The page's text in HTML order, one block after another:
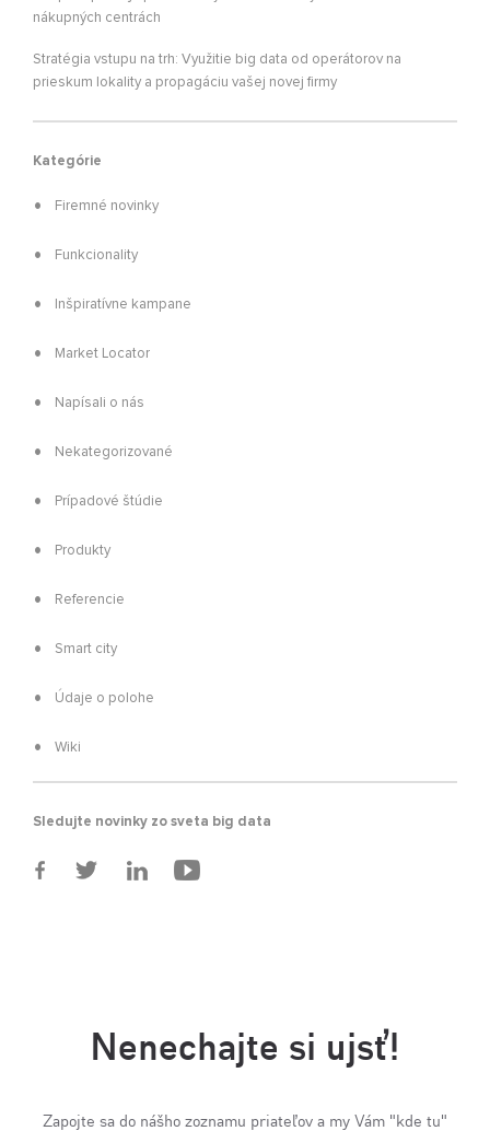
nákupných centrách
Stratégia vstupu na trh: Využitie big data od operátorov na
prieskum lokality a propagáciu vašej novej firmy
Kategórie
Firemné novinky
Funkcionality
Inšpiratívne kampane
Market Locator
Napísali o nás
Nekategorizované
Prípadové štúdie
Produkty
Referencie
Smart city
Údaje o polohe
Wiki
Sledujte novinky zo sveta big data
Nenechajte si ujsť!
Zapojte sa do nášho zoznamu priateľov a my Vám "kde tu"